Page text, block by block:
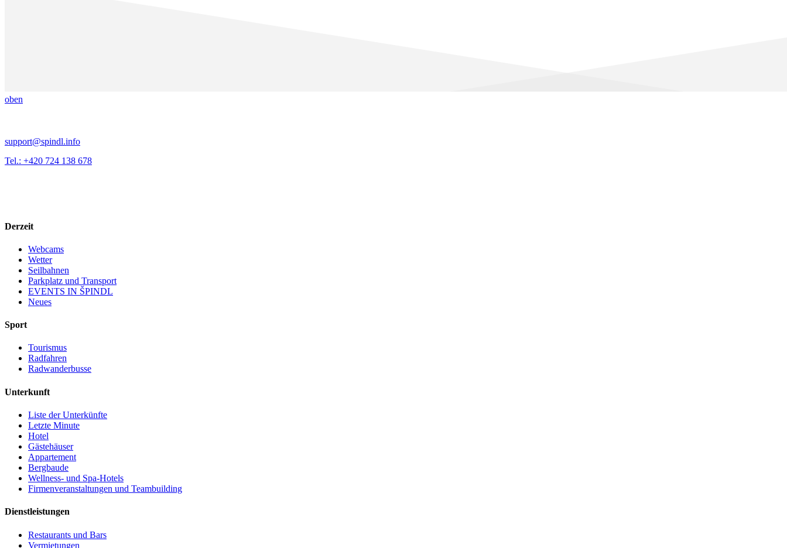
oben
support@spindl.info
Tel.: +420 724 138 678
Derzeit
Webcams
Wetter
Seilbahnen
Parkplatz und Transport
EVENTS IN ŠPINDL
Neues
Sport
Tourismus
Radfahren
Radwanderbusse
Unterkunft
Liste der Unterkünfte
Letzte Minute
Hotel
Gästehäuser
Appartement
Bergbaude
Wellness- und Spa-Hotels
Firmenveranstaltungen und Teambuilding
Dienstleistungen
Restaurants und Bars
Vermietungen